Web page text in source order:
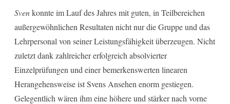
Svenkonnte im Lauf des Jahres mit guten, in Teilbereichen
außergewöhnlichen Resultaten nicht nur die Gruppe und das
Lehrpersonal von seiner Leistungsfähigkeit überzeugen. Nicht
zuletzt dank zahlreicher erfolgreich absolvierter
Einzelprüfungen und einer bemerkenswerten linearen
Herangehensweise ist Svens Ansehen enorm gestiegen.
Gelegentlich wären ihm eine höhere und stärker nach vorne